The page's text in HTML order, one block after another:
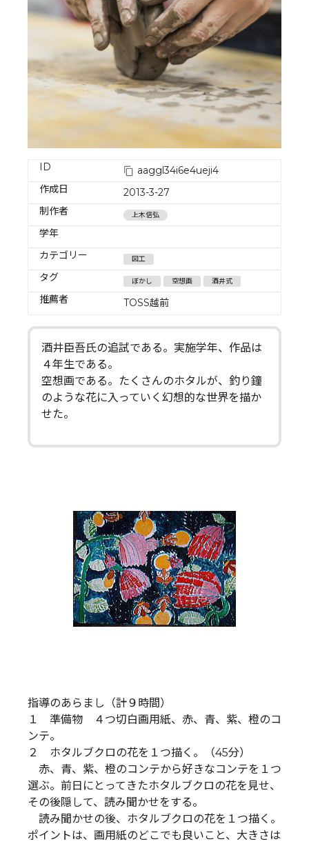
ID
aaggl34i6e4ueji4
作成日
2013-3-27
制作者
上木信弘
学年
カテゴリー
図工
タグ ぼかし 空想画 酒井式
推薦者 TOSS越前
酒井臣吾氏の追試である。実施学年、作品は
４年生である。
空想画である。たくさんのホタルが、釣り鐘
のような花に入っていく幻想的な世界を描か
せた。
指導のあらまし（計９時間）
１ 準備物 ４つ切白画用紙、赤、青、紫、橙のコ
ンテ。
２ ホタルブクロの花を１つ描く。（45分）
赤、青、紫、橙のコンテから好きなコンテを１つ
選ぶ。前日にとってきたホタルブクロの花を見せ、
その後隠して、読み聞かせをする。
読み聞かせの後、ホタルブクロの花を１つ描く。
ポイントは、画用紙のどこでも良いこと、大きさは